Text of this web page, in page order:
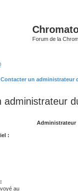
Forum de la
Contacter un administrateur
administrateur
Administrateur
:
au